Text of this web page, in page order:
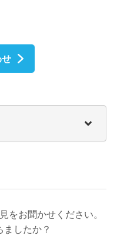
をお聞かせください。
したか？